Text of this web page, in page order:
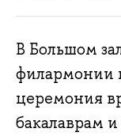
В Большом
филармонии
церемония
бакалаврам